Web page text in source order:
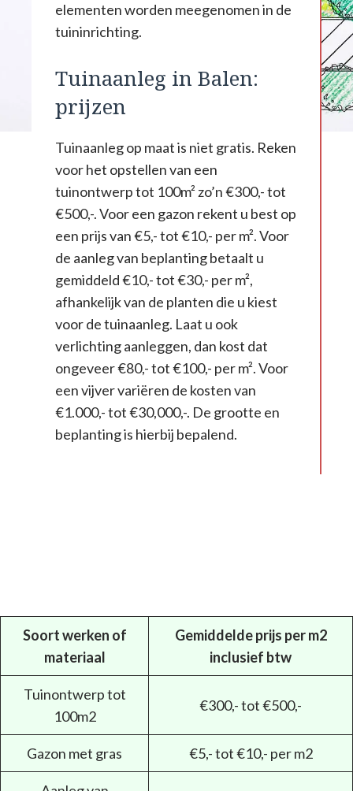
elementen worden meegenomen in de
tuininrichting.
Tuinaanleg in Balen:
prijzen
Tuinaanleg op maat is niet gratis. Reken
voor het opstellen van een
tuinontwerp tot 100m² zo’n €300,- tot
€500,-. Voor een gazon rekent u best op
een prijs van €5,- tot €10,- per m². Voor
de aanleg van beplanting betaalt u
gemiddeld €10,- tot €30,- per m²,
afhankelijk van de planten die u kiest
voor de tuinaanleg. Laat u ook
verlichting aanleggen, dan kost dat
ongeveer €80,- tot €100,- per m². Voor
een vijver variëren de kosten van
€1.000,- tot €30,000,-. De grootte en
beplanting is hierbij bepalend.
Soort werken of
materiaal
Gemiddelde prijs per m2
inclusief btw
Tuinontwerp tot
100m2
€300,- tot €500,-
Gazon met gras €5,- tot €10,- per m2